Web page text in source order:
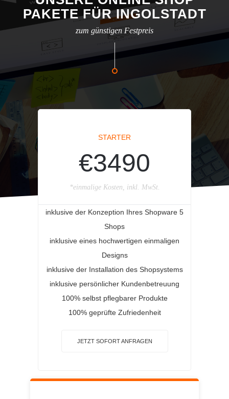
PAKETE FÜR INGOLSTADT
zum günstigen Festpreis
STARTER
€3490
*einmalige Kosten, inkl. MwSt.
inklusive der Konzeption Ihres Shopware 5
Shops
inklusive eines hochwertigen einmaligen
Designs
inklusive der Installation des Shopsystems
inklusive persönlicher Kundenbetreuung
100% selbst pflegbarer Produkte
100% geprüfte Zufriedenheit
JETZT SOFORT ANFRAGEN